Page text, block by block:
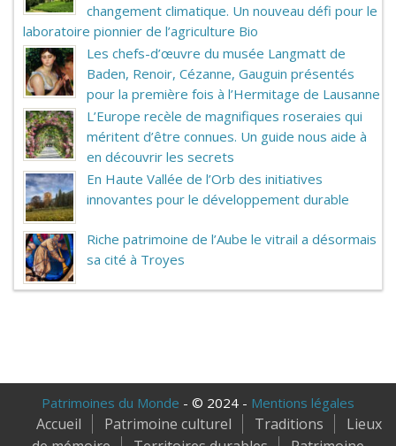
changement climatique. Un nouveau défi pour le
laboratoire pionnier de l’agriculture Bio
Les chefs-d’œuvre du musée Langmatt de
Baden, Renoir, Cézanne, Gauguin présentés
pour la première fois à l’Hermitage de Lausanne
L’Europe recèle de magnifiques roseraies qui
méritent d’être connues. Un guide nous aide à
en découvrir les secrets
En Haute Vallée de l’Orb des initiatives
innovantes pour le développement durable
Riche patrimoine de l’Aube le vitrail a désormais
sa cité à Troyes
Patrimoines du Monde - © 2024 - Mentions légales
Accueil Patrimoine culturel Traditions
Lieux